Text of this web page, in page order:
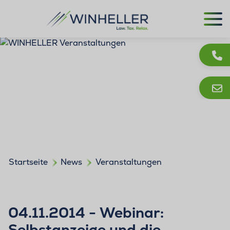
Startseite News Veranstaltungen
04.11.2014 - Webinar: